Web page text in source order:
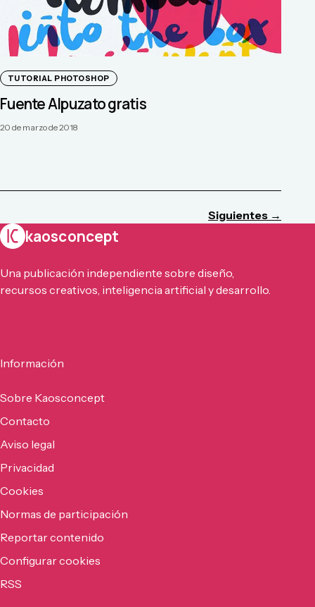
TUTORIAL PHOTOSHOP
Fuente Alpuzato gratis
20 de marzo de 2018
Siguientes →
kaosconcept
Una publicación independiente sobre diseño,
recursos creativos, inteligencia artificial y desarrollo.
Información
Sobre Kaosconcept
Contacto
Aviso legal
Privacidad
Cookies
Normas de participación
Reportar contenido
Configurar cookies
RSS